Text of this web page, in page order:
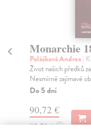
Monarchie
Poláčková Andrea|
Život našich předků
Nesmírně zajímavé
Do 5 dní
90,72 €
93,53 € ?